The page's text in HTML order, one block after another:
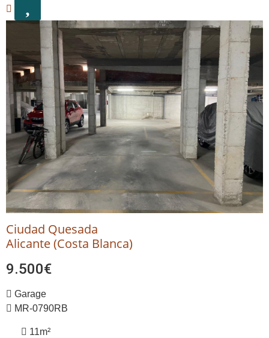
Ciudad Quesada
Alicante (Costa Blanca)
9.500€
Garage
MR-0790RB
11m²